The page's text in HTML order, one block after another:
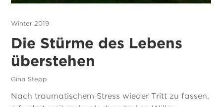
Winter 2019
Die Stürme des Lebens
überstehen
Gina Stepp
Nach traumatischem Stress wieder Tritt zu fassen,